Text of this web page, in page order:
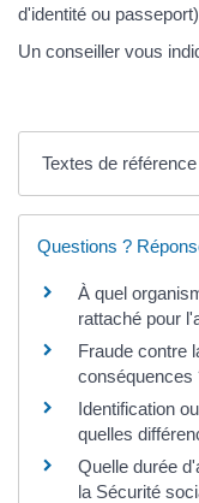
d'identité ou
Un conseiller vous
Textes de référence
Questions ?
À quel
rattaché pour
Fraude contre
conséquences
Identification
quelles
Quelle durée
la Sécurité